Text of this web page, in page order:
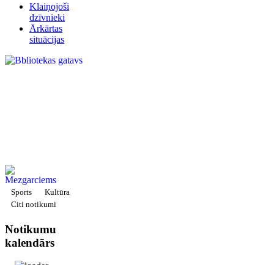
Klaiņojoši
dzīvnieki
Ārkārtas
situācijas
Sports
Kultūra
Citi notikumi
Notikumu
kalendārs